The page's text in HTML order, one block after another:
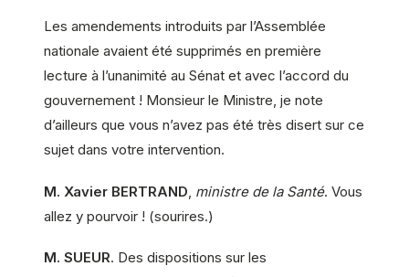
Les amendements introduits par l’Assemblée
nationale avaient été supprimés en première
lecture à l’unanimité au Sénat et avec l’accord du
gouvernement ! Monsieur le Ministre, je note
d’ailleurs que vous n’avez pas été très disert sur ce
sujet dans votre intervention.
M. Xavier BERTRAND ministre de la Santé. Vous
allez y pourvoir ! (sourires.)
M. SUEUR. Des dispositions sur les